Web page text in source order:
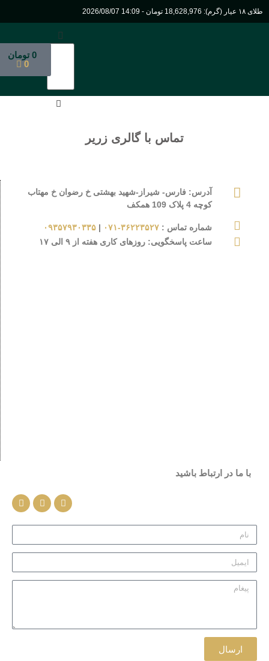
(گرم): 18,628,976 تومان - 14:09 2026/08/07
تومان
تماس با گالری زریر
آدرس: فارس- شیراز-شهید بهشتی خ رضوان خ مهتاب
کوچه 4 پلاک 109 همکف
شماره تماس: ۳۶۲۲۳۵۲۷-۰۷۱ | ۰۹۳۵۷۹۳۰۳۳۵
ساعت پاسخگویی: روزهای کاری هفته از ۹ الی ۱۷
با ما در ارتباط باشید
ارسال